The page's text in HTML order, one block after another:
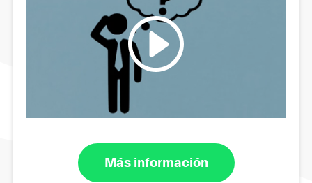
Más información